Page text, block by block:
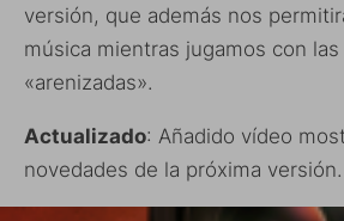
versión, que además nos
música mientras jugamos con
«arenizadas».
Actualizado: Añadido vídeo
novedades de la próxima versión.